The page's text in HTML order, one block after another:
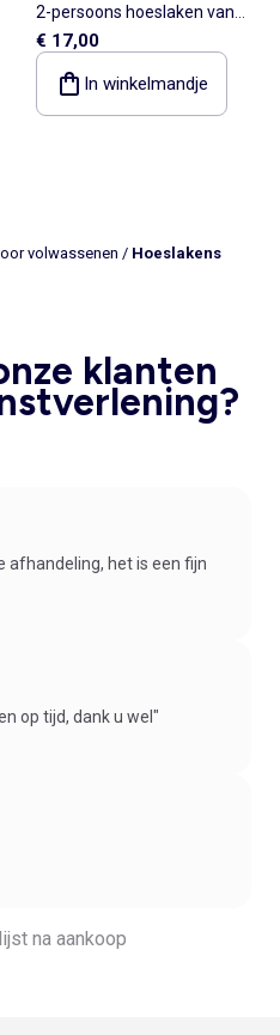
2-persoons hoeslaken van
katoen 180 x 200 cm - Kiabi
Home
€ 17,00
In winkelmandje
volwassenen / Hoeslakens
klanten
afhandeling, het is een fijn
op tijd, dank u wel"
na aankoop